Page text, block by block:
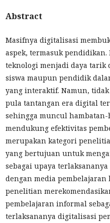
Abstract
Masifnya digitalisasi
aspek, termasuk
teknologi menjadi daya tarik
siswa maupun pendidik
yang interaktif. Namun,
pula tantangan era digital
sehingga muncul
mendukung efektivitas
merupakan kategori
yang bertujuan untuk
sebagai upaya
dengan media
penelitian
pembelajaran informal
terlaksananya digitalisasi